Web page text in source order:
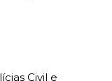
Civil e